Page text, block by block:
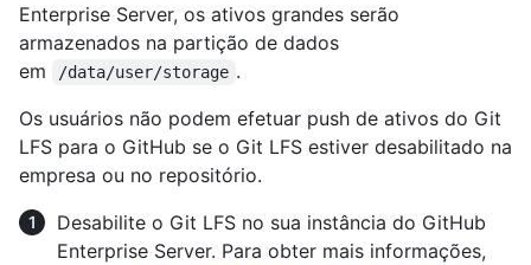
Enterprise Server, os ativos grandes serão
armazenados na partição de dados
em
/data/user/storage .
Os usuários não podem efetuar push de ativos do Git
LFS para o GitHub se o Git LFS estiver desabilitado na
empresa ou no repositório.
Desabilite o Git LFS no sua instância do GitHub
Enterprise Server. Para obter mais informações,